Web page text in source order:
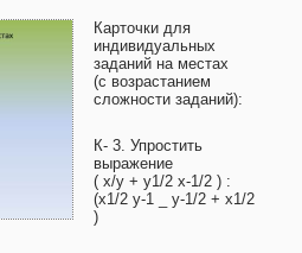
Карточки для
индивидуальных
заданий на местах
(с возрастанием
сложности заданий):
К- 3. Упростить
выражение
( х/у + y1/2 х-1/2 ) :
(х1/2 у-1 _ y-1/2 + х1/2
)